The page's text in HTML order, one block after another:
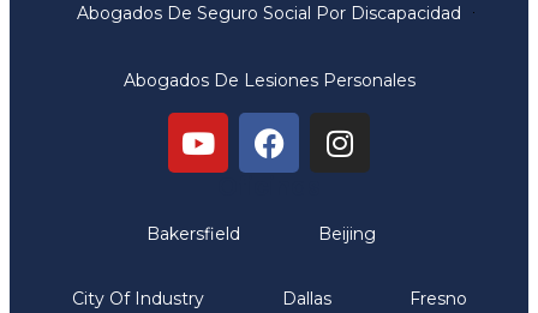
Abogados De Seguro Social Por Discapacidad
Abogados De Lesiones Personales
Bakersfield Beijing
City Of Industry Dallas Fresno